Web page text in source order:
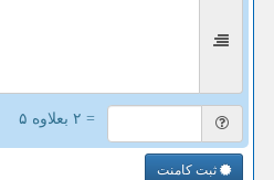
= ۲ بعلاوه ۵
ثبت کامنت